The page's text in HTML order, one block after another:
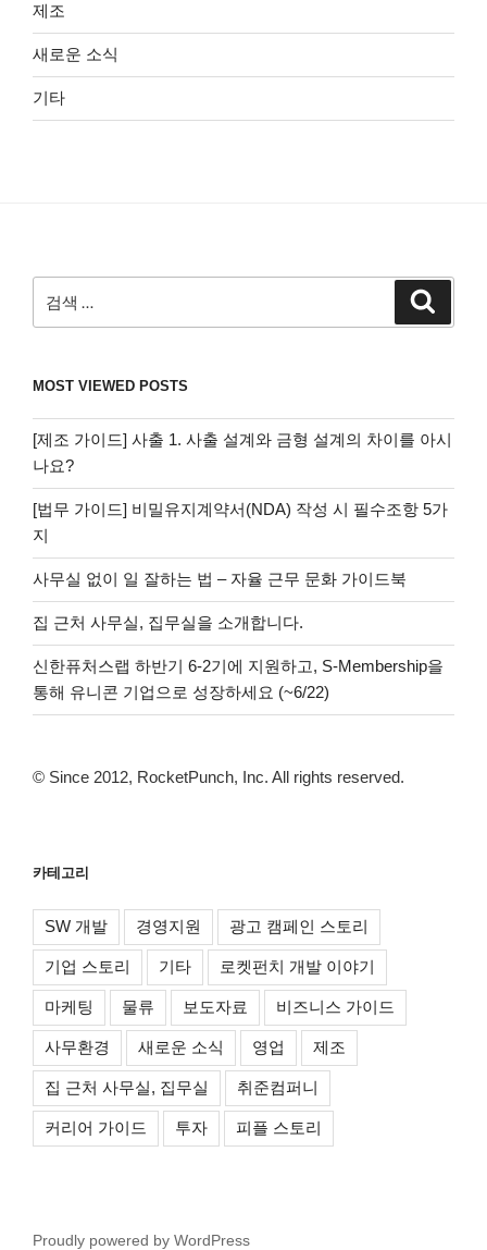
제조
새로운 소식
기타
색:
MOST VIEWED POSTS
[제조 가이드] 사출 1. 사출 설계와 금형 설계의 차이를 아시
나요?
[법무 가이드] 비밀유지계약서(NDA) 작성 시 필수조항 5가
지
사무실 없이 일 잘하는 법 – 자율 근무 문화 가이드북
집 근처 사무실, 집무실을 소개합니다.
신한퓨처스랩 하반기 6-2기에 지원하고, S-Membership을
통해 유니콘 기업으로 성장하세요 (~6/22)
© Since 2012, RocketPunch, Inc. All rights reserved.
카테고리
SW 개발 경영지원 광고 캠페인 스토리
기업 스토리 기타 로켓펀치 개발 이야기
마케팅 물류 보도자료 비즈니스 가이드
사무환경 새로운 소식 영업 제조
집 근처 사무실, 집무실 취준컴퍼니
커리어 가이드 투자 피플 스토리
Proudly powered by WordPress